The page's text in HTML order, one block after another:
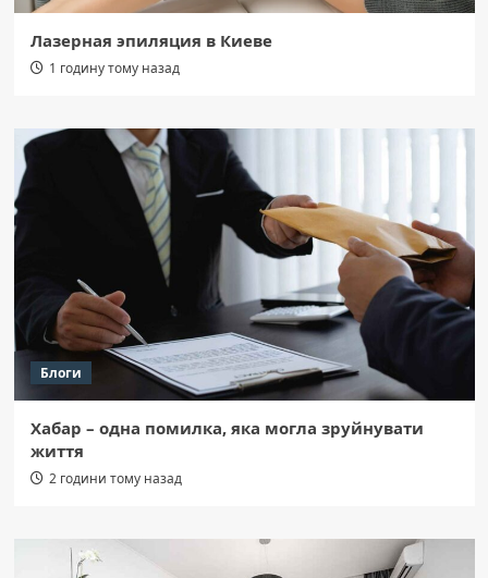
Лазерная эпиляция в Киеве
1 годину тому назад
Блоги
Хабар – одна помилка, яка могла зруйнувати
життя
2 години тому назад